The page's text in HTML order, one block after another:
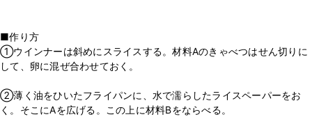
■作り方
①ウインナーは斜めにスライスする。材料Aのきゃべつはせん切りに
して、卵に混ぜ合わせておく。
②薄く油をひいたフライパンに、水で濡らしたライスペーパーをお
く。そこにAを広げる。この上に材料Bをならべる。